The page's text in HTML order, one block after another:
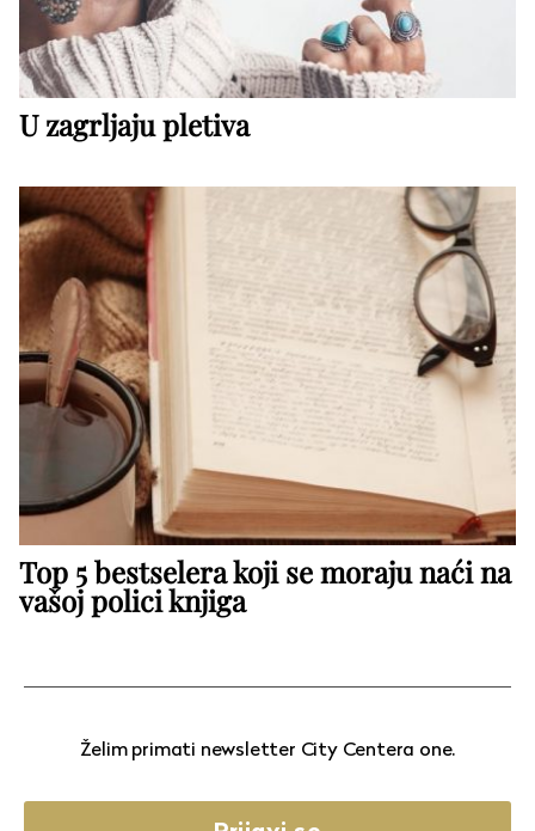
U zagrljaju pletiva
Top 5 bestselera koji se moraju naći na
vašoj polici knjiga
Želim primati newsletter City Centera one.